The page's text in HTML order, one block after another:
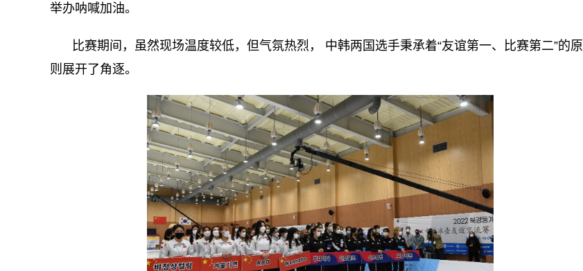
举办呐喊加油。
比赛期间，虽然现场温度较低，但气氛热烈， 中韩两国选手秉承着“友谊第一、比赛第二”的原
则展开了角逐。